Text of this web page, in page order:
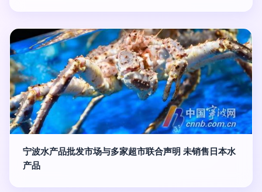
宁波水产品批发市场与多家超市联合声明 未销售日本水
产品